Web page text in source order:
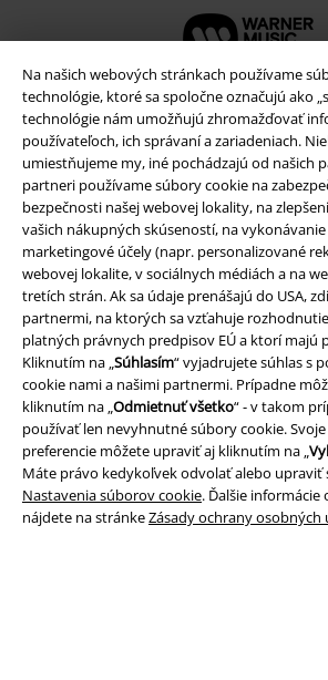
Na našich webových stránkach používame
technológie, ktoré sa spoločne označujú ako
technológie nám umožňujú zhromažďovať
používateľoch, ich správaní a zariadeniach.
umiestňujeme my, iné pochádzajú od našich
partneri používame súbory cookie na
bezpečnosti našej webovej lokality, na
vašich nákupných skúseností, na vykonávanie
marketingové účely (napr. personalizované
webovej lokalite, v sociálnych médiách a na
tretích strán. Ak sa údaje prenášajú do USA,
partnermi, na ktorých sa vzťahuje
platných právnych predpisov EÚ a ktorí majú
Kliknutím na „Súhlasím“ vyjadrujete súhlas s
cookie nami a našimi partnermi. Prípadne
kliknutím na „Odmietnuť všetko“ - v takom
používať len nevyhnutné súbory cookie.
preferencie môžete upraviť aj kliknutím na „
Máte právo kedykoľvek odvolať alebo upraviť
Nastavenia súborov cookie. Ďalšie
nájdete na stránkeZásady ochrany osobných
Právne informácie
Podmienky
Imprint
Ochrana osobných údajov
Likvidácia odpadu a ochrana životného